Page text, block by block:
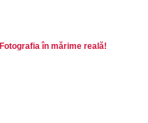
Fotografia în mărime reală!